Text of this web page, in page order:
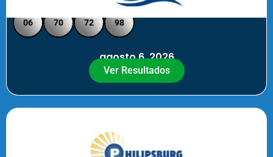
Loto Pool SXM Noche
06 70 72 98
agosto 6, 2026
Ver Resultados